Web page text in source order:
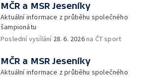
MČR a MSR Jeseníky
Aktuální informace z průběhu společného
šampionátu
Poslední vysílání 28. 6. 2026na ČT sport
MČR a MSR Jeseníky
Aktuální informace z průběhu společného